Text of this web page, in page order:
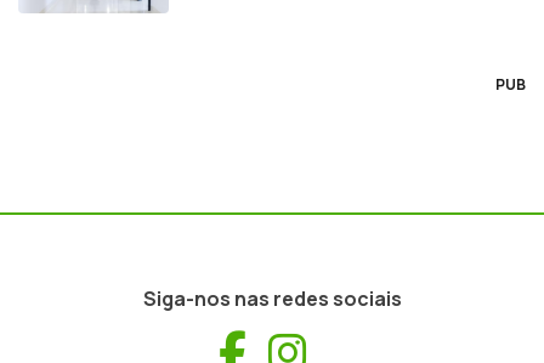
PUB
Siga-nos nas redes sociais